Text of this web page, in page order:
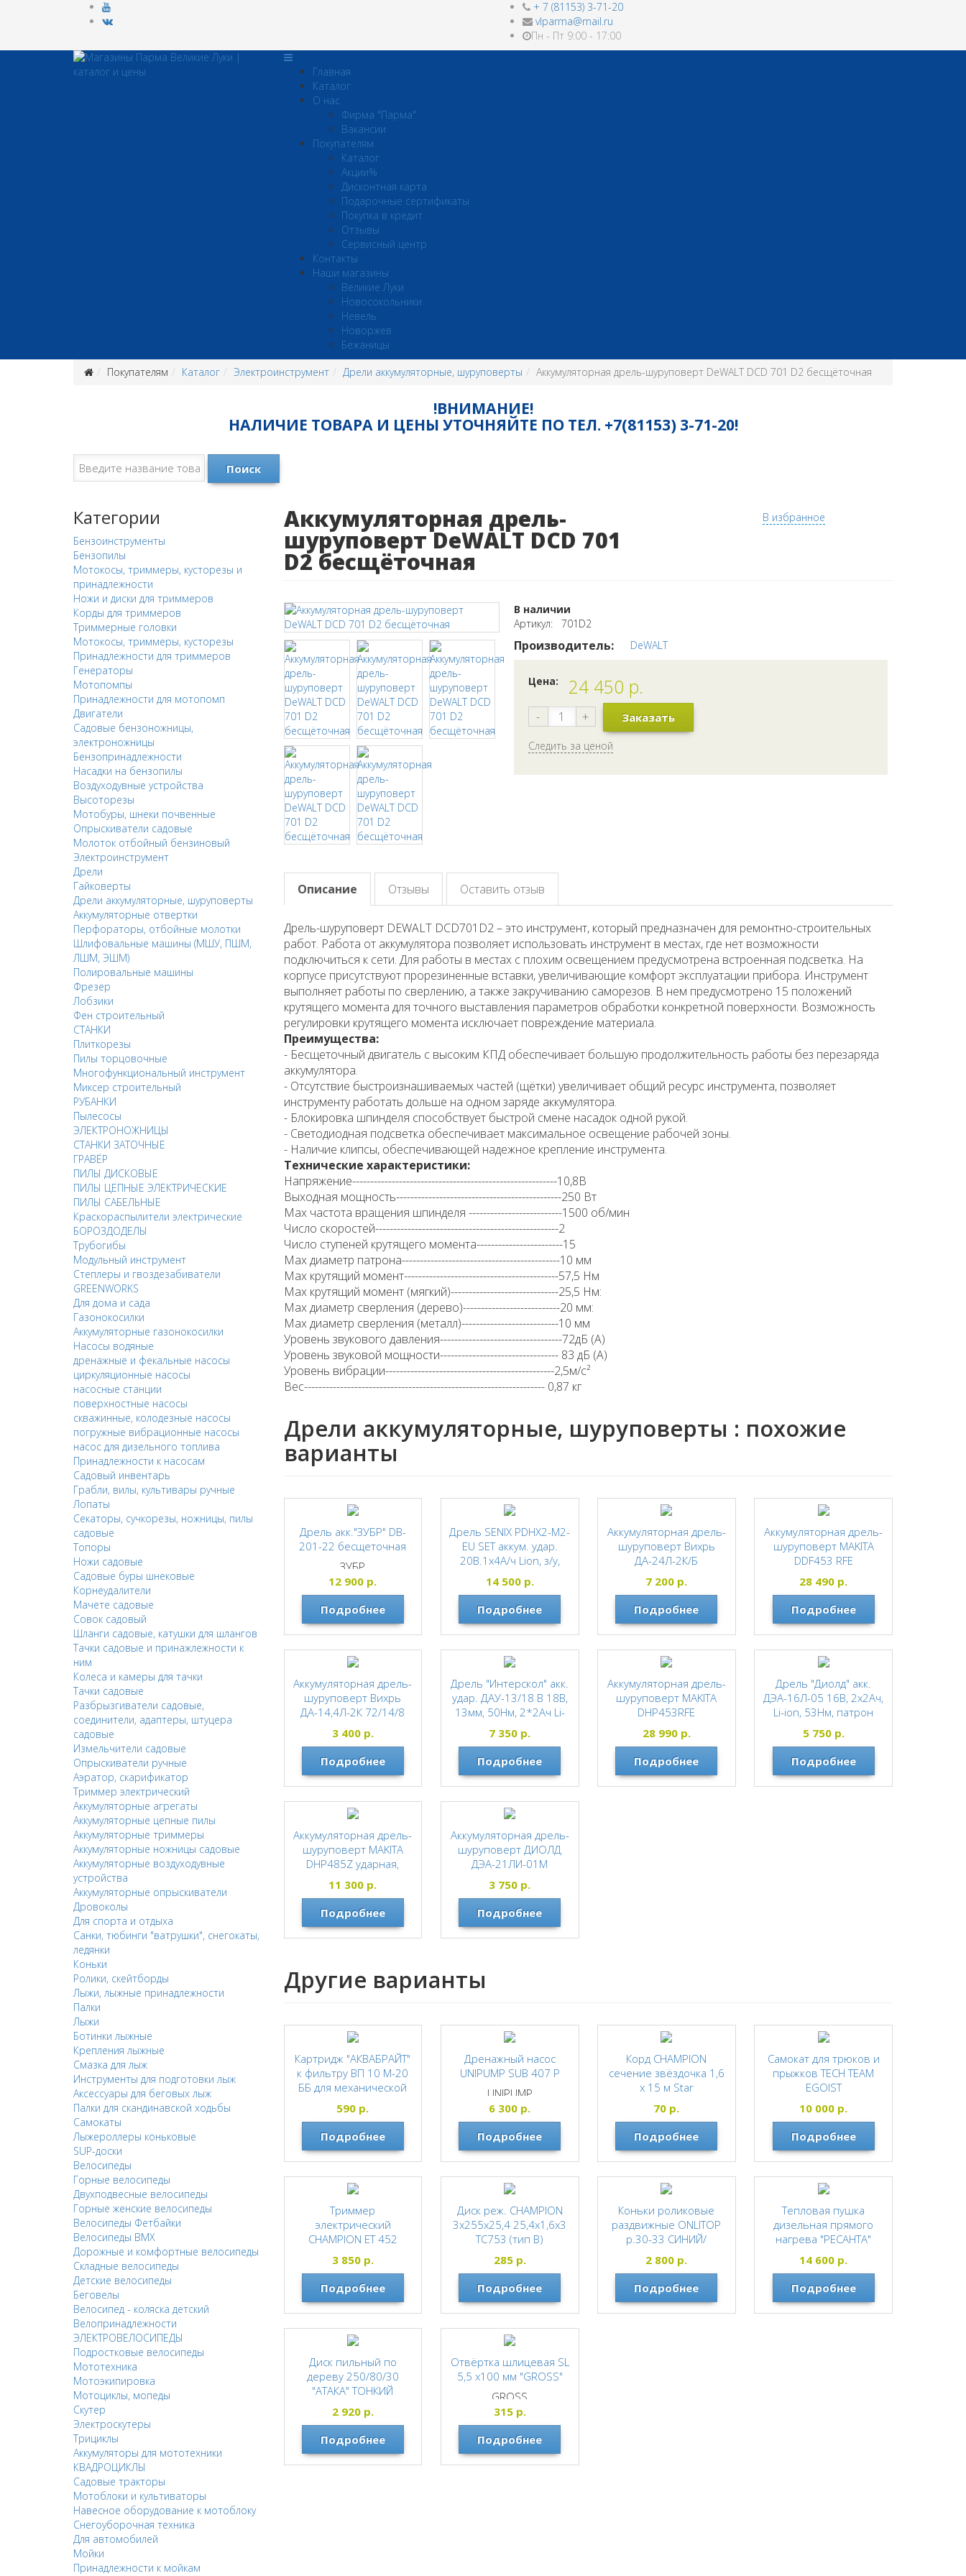
+ 7 (81153) 3-71-20
vlparma@mail.ru
Пн - Пт 9:00 - 17:00
Главная
Каталог
О нас
Фирма "Парма"
Вакансии
Покупателям
Каталог
Акции%
Дисконтная карта
Подарочные сертификаты
Покупка в кредит
Отзывы
Сервисный центр
Контакты
Наши магазины
Великие Луки
Новосокольники
Невель
Новоржев
Бежаницы
Покупателям
Каталог Электроинструмент Дрели аккумуляторные, шуруповерты Аккумуляторная дрель-шуруповерт DeWALT DCD 701 D2 бесщёточная
!ВНИМАНИЕ!
НАЛИЧИЕ ТОВАРА И ЦЕНЫ УТОЧНЯЙТЕ ПО ТЕЛ. +7(81153) 3-71-20!
Поиск
Категории
Бензоинструменты
Бензопилы
Мотокосы, триммеры, кусторезы и
принадлежности
Ножи и диски для триммеров
Корды для триммеров
Триммерные головки
Мотокосы, триммеры, кусторезы
Принадлежности для триммеров
Генераторы
Мотопомпы
Принадлежности для мотопомп
Двигатели
Садовые бензоножницы,
электроножницы
Бензопринадлежности
Насадки на бензопилы
Воздуходувные устройства
Высоторезы
Мотобуры, шнеки почвенные
Опрыскиватели садовые
Молоток отбойный бензиновый
Электроинструмент
Дрели
Гайковерты
Дрели аккумуляторные, шуруповерты
Аккумуляторные отвертки
Перфораторы, отбойные молотки
Шлифовальные машины (МШУ, ПШМ,
ЛШМ, ЭШМ)
Полировальные машины
Фрезер
Лобзики
Фен строительный
СТАНКИ
Плиткорезы
Пилы торцовочные
Многофункциональный инструмент
Миксер строительный
РУБАНКИ
Пылесосы
ЭЛЕКТРОНОЖНИЦЫ
СТАНКИ ЗАТОЧНЫЕ
ГРАВЁР
ПИЛЫ ДИСКОВЫЕ
ПИЛЫ ЦЕПНЫЕ ЭЛЕКТРИЧЕСКИЕ
ПИЛЫ САБЕЛЬНЫЕ
Краскораспылители электрические
БОРОЗДОДЕЛЫ
Трубогибы
Модульный инструмент
Степлеры и гвоздезабиватели
GREENWORKS
Для дома и сада
Газонокосилки
Аккумуляторные газонокосилки
Насосы водяные
дренажные и фекальные насосы
циркуляционные насосы
насосные станции
поверхностные насосы
скважинные, колодезные насосы
погружные вибрационные насосы
насос для дизельного топлива
Принадлежности к насосам
Садовый инвентарь
Грабли, вилы, культивары ручные
Лопаты
Секаторы, сучкорезы, ножницы, пилы
садовые
Топоры
Ножи садовые
Садовые буры шнековые
Корнеудалители
Мачете садовые
Совок садовый
Шланги садовые, катушки для шлангов
Тачки садовые и принажлежности к
ним
Колеса и камеры для тачки
Тачки садовые
Разбрызгиватели садовые,
соединители, адаптеры, штуцера
садовые
Измельчители садовые
Опрыскиватели ручные
Аэратор, скарификатор
Триммер электрический
Аккумуляторные агрегаты
Аккумуляторные цепные пилы
Аккумуляторные триммеры
Аккумуляторные ножницы садовые
Аккумуляторные воздуходувные
устройства
Аккумуляторные опрыскиватели
Дровоколы
Для спорта и отдыха
Санки, тюбинги "ватрушки", снегокаты,
ледянки
Коньки
Ролики, скейтборды
Лыжи, лыжные принадлежности
Палки
Лыжи
Ботинки лыжные
Крепления лыжные
Смазка для лыж
Инструменты для подготовки лыж
Аксессуары для беговых лыж
Палки для скандинавской ходьбы
Самокаты
Лыжероллеры коньковые
SUP-доски
Велосипеды
Горные велосипеды
Двухподвесные велосипеды
Горные женские велосипеды
Велосипеды Фетбайки
Велосипеды BMX
Дорожные и комфортные велосипеды
Складные велосипеды
Детские велосипеды
Беговелы
Велосипед - коляска детский
Велопринадлежности
ЭЛЕКТРОВЕЛОСИПЕДЫ
Подростковые велосипеды
Мототехника
Мотоэкипировка
Мотоциклы, мопеды
Скутер
Электроскутеры
Трициклы
Аккумуляторы для мототехники
КВАДРОЦИКЛЫ
Садовые тракторы
Мотоблоки и культиваторы
Навесное оборудование к мотоблоку
Снегоуборочная техника
Для автомобилей
Мойки
Принадлежности к мойкам
Аккумуляторная дрель-
шуруповерт DeWALT DCD 701
D2 бесщёточная
В избранное
В наличии
Артикул: 701D2
Производитель: DeWALT
Цена: 24 450 р.
- + Заказать
Следить за ценой
Описание Отзывы Оставить отзыв
Дрель-шуруповерт DEWALT DCD701D2 – это инструмент, который предназначен для ремонтно-строительных
работ. Работа от аккумулятора позволяет использовать инструмент в местах, где нет возможности
подключиться к сети. Для работы в местах с плохим освещением предусмотрена встроенная подсветка. На
корпусе присутствуют прорезиненные вставки, увеличивающие комфорт эксплуатации прибора. Инструмент
выполняет работы по сверлению, а также закручиванию саморезов. В нем предусмотрено 15 положений
крутящего момента для точного выставления параметров обработки конкретной поверхности. Возможность
регулировки крутящего момента исключает повреждение материала.
Преимущества:
- Бесщеточный двигатель с высоким КПД обеспечивает большую продолжительность работы без перезаряда
аккумулятора.
- Отсутствие быстроизнашиваемых частей (щётки) увеличивает общий ресурс инструмента, позволяет
инструменту работать дольше на одном заряде аккумулятора.
- Блокировка шпинделя способствует быстрой смене насадок одной рукой.
- Светодиодная подсветка обеспечивает максимальное освещение рабочей зоны.
- Наличие клипсы, обеспечивающей надежное крепление инструмента.
Технические характеристики:
Напряжение---------------------------------------------------------10,8В
Выходная мощность----------------------------------------------250 Вт
Max частота вращения шпинделя --------------------------1500 об/мин
Число скоростей---------------------------------------------------2
Число ступеней крутящего момента------------------------15
Max диаметр патрона--------------------------------------------10 мм
Max крутящий момент-------------------------------------------57,5 Нм
Max крутящий момент (мягкий)------------------------------25,5 Нм:
Max диаметр сверления (дерево)---------------------------20 мм:
Max диаметр сверления (металл)---------------------------10 мм
Уровень звукового давления----------------------------------72дБ (А)
Уровень звуковой мощности--------------------------------- 83 дБ (А)
Уровень вибрации-----------------------------------------------2,5м/с²
Вес------------------------------------------------------------------- 0,87 кг
Дрели аккумуляторные, шуруповерты : похожие
варианты
Дрель акк."ЗУБР" DB-
201-22 бесщеточная
ЗУБР
12 900 р.
Подробнее
Дрель SENIX PDHX2-M2-
EU SET аккум. удар.
20В.1х4А/ч Lion, з/у,
бесщеточный двиг.
60Нм, 0-600/2000об/
мин. (КЕЙС)
SENIX
14 500р.
Подробнее
Аккумуляторная дрель-
шуруповерт Вихрь
ДА-24Л-2К/Б
бесщеточный
двигатель 72/14/24
ВИХРЬ
7 200 р.
Подробнее
Аккумуляторная дрель-
шуруповерт MAKITA
DDF453 RFE
MAKITA
28 490 р.
Подробнее
Аккумуляторная дрель-
шуруповерт Вихрь
ДА-14,4Л-2К 72/14/8
ВИХРЬ
3 400р.
Подробнее
Дрель "Интерскол" акк.
удар. ДАУ-13/18 В 18В,
13мм, 50Нм, 2*2Ач Li-
ion АПИ, Кейс
ИНТЕРСКОЛ
7 350 р.
Подробнее
Аккумуляторная дрель-
шуруповерт MAKITA
DHP453RFE
MAKITA
28 990р.
Подробнее
Дрель "Диолд" акк.
ДЭА-16Л-05 16В, 2х2Ач,
Li-ion, 53Нм, патрон
10мм, 0-450/0-1800об/
мин. (Кейс)
ДИОЛД
5 750р.
Подробнее
Аккумуляторная дрель-
шуруповерт MAKITA
DHP485Z ударная,
бесщеточная БЕЗ АКБ,
З/У
MAKITA
11 300 р.
Подробнее
Аккумуляторная дрель-
шуруповерт ДИОЛД
ДЭА-21ЛИ-01М
ДИОЛД
3 750 р.
Подробнее
Другие варианты
Картридж "АКВАБРАЙТ"
к фильтру ВП 10 М-20
ББ для механической
очистки воды, 10мкм,
Big Blue 20"
АКВАБРАЙТ
590 р.
Подробнее
Дренажный насос
UNIPUMP SUB 407 P
UNIPUMP
6 300 р.
Подробнее
Корд CHAMPION
сечение звёздочка 1,6
х 15 м Star
CHAMPION
70 р.
Подробнее
Самокат для трюков и
прыжков TECH TEAM
EGOIST
TECH TEAM
10 000 р.
Подробнее
Триммер
электрический
CHAMPION ET 452
CHAMPION
3 850р.
Подробнее
Диск реж. CHAMPION
3х255х25,4 25,4х1,6х3
ТС753 (тип В)
(125R,235R,FS80)
CHAMPION
285р.
Подробнее
Коньки роликовые
раздвижные ONLITOP
р.30-33 СИНИЙ/
ОРАНЖЕВЫЙ/ГОЛУБОЙ
ONLITOP
2 800 р.
Подробнее
Тепловая пушка
дизельная прямого
нагрева "РЕСАНТА"
ТДП-10000
РЕСАНТА
14 600 р.
Подробнее
Диск пильный по
дереву 250/80/30
"АТАКА" ТОНКИЙ
АТАКА
2 920р.
Подробнее
Отвёртка шлицевая SL
5,5 x100 мм "GROSS"
GROSS
315р.
Подробнее